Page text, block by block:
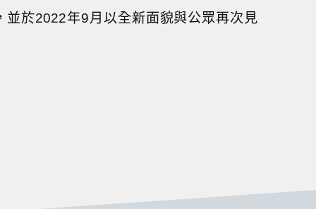
於2022年9月以全新面貌與公眾再次見